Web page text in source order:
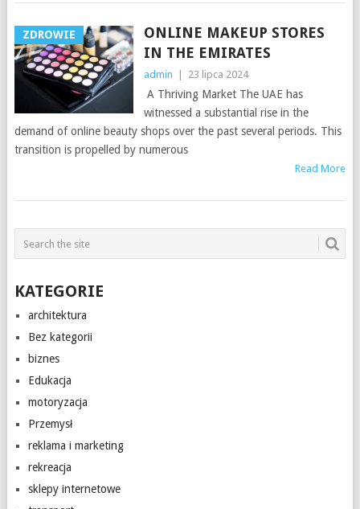
ZDROWIE
ONLINE MAKEUP STORES
IN THE EMIRATES
admin 23 lipca 2024
A Thriving Market The UAE has
witnessed a substantial rise in the
demand of online beauty shops over the past several periods. This
transition is propelled by numerous
Read More
KATEGORIE
architektura
Bez kategorii
biznes
Edukacja
motoryzacja
Przemysł
reklama i marketing
rekreacja
sklepy internetowe